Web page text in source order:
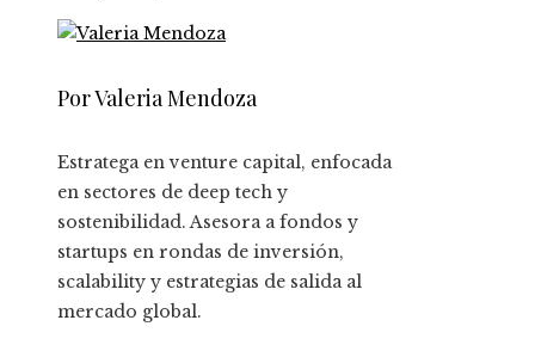
Por Valeria Mendoza
Estratega en venture capital, enfocada
en sectores de deep tech y
sostenibilidad. Asesora a fondos y
startups en rondas de inversión,
scalability y estrategias de salida al
mercado global.